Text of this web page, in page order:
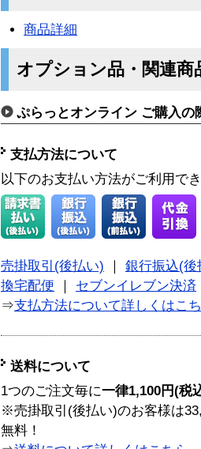
商品詳細
オプション品・関連商
ぷらっとオンライン ご購入の
支払方法について
以下のお支払い方法がご利用で
売掛取引(後払い)
銀行振込(後
換宅配便
セブンイレブン決済
⇒支払方法について詳しくはこ
送料について
1つのご注文毎に一律1,100円(税
※売掛取引(後払い)のお客様は
無料！